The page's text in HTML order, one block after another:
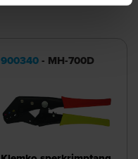
900340- MH-700D